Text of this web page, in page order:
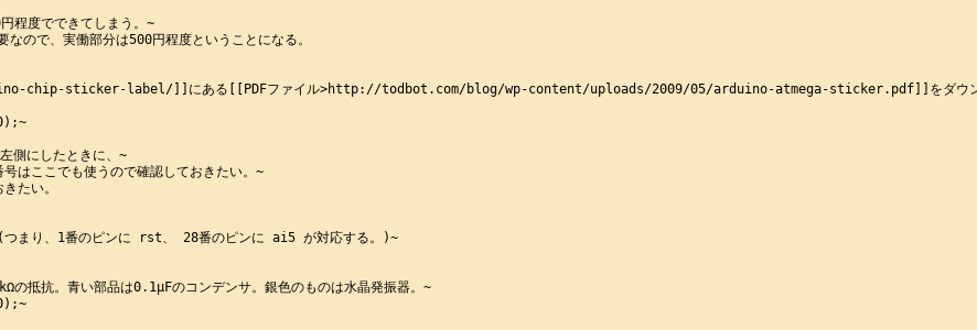
程度でできてしまう。~
ので、実働部分は500円程度ということになる。
chip-sticker-label/]]にある[[PDFファイル>http://todbot.com/blog/wp-content/uploads/2009/05/arduino-atmega-sticker.pdf]]をダウンロ
側にしたときに、~
はここでも使うので確認しておきたい。~
たい。
(つまり、1番のピンに rst、 28番のピンに ai5 が対応する。)~
の抵抗。青い部品は0.1μFのコンデンサ。銀色のものは水晶発振器。~